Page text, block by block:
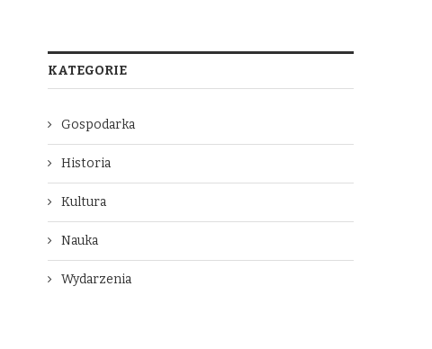
KATEGORIE
Gospodarka
Historia
Kultura
Nauka
Wydarzenia